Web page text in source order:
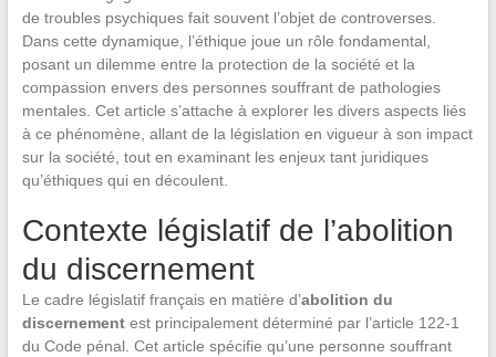
de troubles psychiques fait souvent l’objet de controverses.
Dans cette dynamique, l’éthique joue un rôle fondamental,
posant un dilemme entre la protection de la société et la
compassion envers des personnes souffrant de pathologies
mentales. Cet article s’attache à explorer les divers aspects liés
à ce phénomène, allant de la législation en vigueur à son impact
sur la société, tout en examinant les enjeux tant juridiques
qu’éthiques qui en découlent.
Contexte législatif de l’abolition
du discernement
Le cadre législatif français en matière d’abolition du
discernementest principalement déterminé par l’article 122-1
du Code pénal. Cet article spécifie qu’une personne souffrant